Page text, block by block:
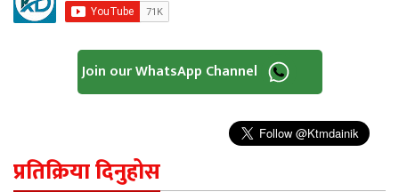
Join our WhatsApp Channel
प्रतिक्रिया दिनुहोस